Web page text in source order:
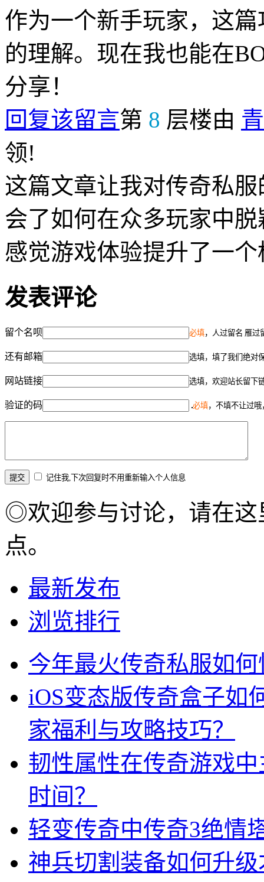
作为一个新手玩家，这
的理解。现在我也能在
分享！
回复该留言第 8 层楼由
领!
这篇文章让我对传奇私
会了如何在众多玩家中
感觉游戏体验提升了一个
发表评论
留个名呗 必填，人过留名 雁过
还有邮箱 选填，填了我们绝对
网站链接 选填，欢迎站长留下
验证的码 必填，不填不让过
记住我,下次回复时不用重新输入个人信息
◎欢迎参与讨论，请在这
点。
最新发布
浏览排行
今年最火传奇私服如
iOS变态版传奇盒子如
家福利与攻略技巧？
韧性属性在传奇游戏
时间？
轻变传奇中传奇3绝情
神兵切割装备如何升